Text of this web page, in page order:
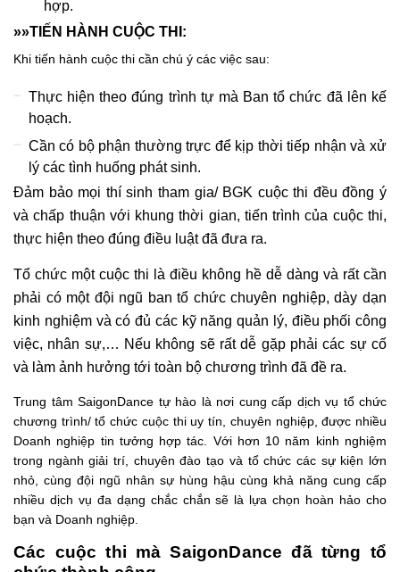
hợp.
»»TIẾN HÀNH CUỘC THI:
Khi tiến hành cuộc thi cần chú ý các việc sau:
Thực hiện theo đúng trình tự mà Ban tổ chức đã lên kế
hoạch.
Cần có bộ phận thường trực để kịp thời tiếp nhận và xử
lý các tình huống phát sinh.
Đảm bảo mọi thí sinh tham gia/ BGK cuộc thi đều đồng ý
và chấp thuận với khung thời gian, tiến trình của cuộc thi,
thực hiện theo đúng điều luật đã đưa ra.
Tổ chức một cuộc thi là điều không hề dễ dàng và rất cần
phải có một đội ngũ ban tổ chức chuyên nghiệp, dày dạn
kinh nghiệm và có đủ các kỹ năng quản lý, điều phối công
việc, nhân sự,… Nếu không sẽ rất dễ gặp phải các sự cố
và làm ảnh hưởng tới toàn bộ chương trình đã đề ra.
Trung tâm SaigonDance tự hào là nơi cung cấp dịch vụ tổ chức
chương trình/ tổ chức cuộc thi uy tín, chuyên nghiệp, được nhiều
Doanh nghiệp tin tưởng hợp tác. Với hơn 10 năm kinh nghiệm
trong ngành giải trí, chuyên đào tạo và tổ chức các sự kiện lớn
nhỏ, cùng đội ngũ nhân sự hùng hậu cùng khả năng cung cấp
nhiều dịch vụ đa dạng chắc chắn sẽ là lựa chọn hoàn hảo cho
bạn và Doanh nghiệp.
Các cuộc thi mà SaigonDance đã từng tổ